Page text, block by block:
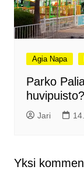
Agia Napa
Parko
huvipuisto?
Jari
Yksi